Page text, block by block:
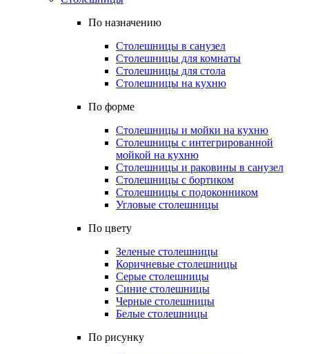
По назначению
Столешницы в санузел
Столешницы для комнаты
Столешницы для стола
Столешницы на кухню
По форме
Столешницы и мойки на кухню
Столешницы с интегрированной
мойкой на кухню
Столешницы и раковины в санузел
Столешницы с бортиком
Столешницы с подоконником
Угловые столешницы
По цвету
Зеленые столешницы
Коричневые столешницы
Серые столешницы
Синие столешницы
Черные столешницы
Белые столешницы
По рисунку